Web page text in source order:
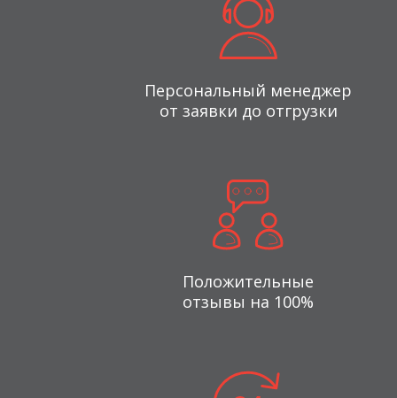
Персональный менеджер
от заявки до отгрузки
Положительные
отзывы на 100%